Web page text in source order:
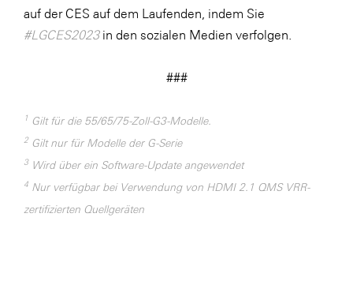
auf der CES auf dem Laufenden, indem Sie
#LGCES2023in den sozialen Medien verfolgen.
###
1 Gilt für die 55/65/75-Zoll-G3-Modelle.
2 Gilt nur für Modelle der G-Serie
3Wird über ein Software-Update angewendet
4 Nur verfügbar bei Verwendung von HDMI 2.1 QMS VRR-
zertifizierten Quellgeräten